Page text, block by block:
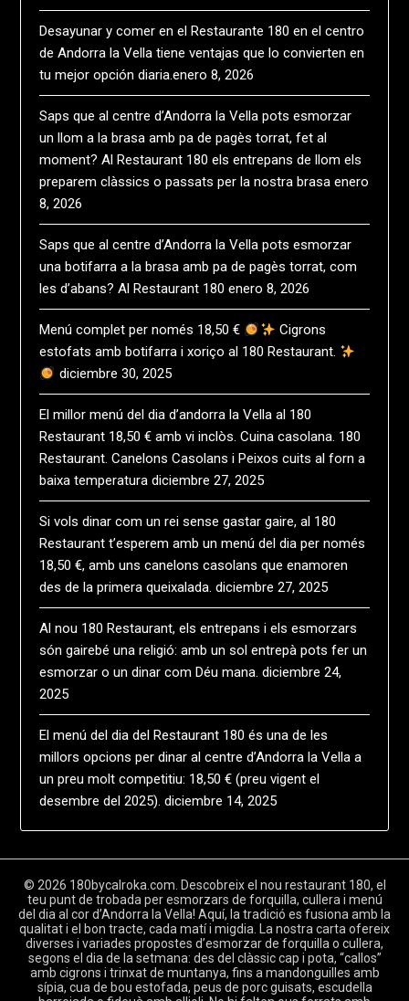
Desayunar y comer en el Restaurante 180 en el centro
de Andorra la Vella tiene ventajas que lo convierten en
tu mejor opción diaria.​enero 8, 2026
Saps que al centre d’Andorra la Vella pots esmorzar
un llom a la brasa amb pa de pagès torrat, fet al
moment? Al Restaurant 180 els entrepans de llom els
preparem clàssics o passats per la nostra brasa enero
8, 2026
Saps que al centre d’Andorra la Vella pots esmorzar
una botifarra a la brasa amb pa de pagès torrat, com
les d’abans? Al Restaurant 180 enero 8, 2026
Menú complet per només 18,50 €
Cigrons
estofats amb botifarra i xoriço al 180 Restaurant.
diciembre 30, 2025
El millor menú del dia d’andorra la Vella al 180
Restaurant 18,50 € amb vi inclòs. Cuina casolana. 180
Restaurant. Canelons Casolans i Peixos cuits al forn a
baixa temperatura diciembre 27, 2025
Si vols dinar com un rei sense gastar gaire, al 180
Restaurant t’esperem amb un menú del dia per només
18,50 €, amb uns canelons casolans que enamoren
des de la primera queixalada. diciembre 27, 2025
Al nou 180 Restaurant, els entrepans i els esmorzars
són gairebé una religió: amb un sol entrepà pots fer un
esmorzar o un dinar com Déu mana. diciembre 24,
2025
El menú del dia del Restaurant 180 és una de les
millors opcions per dinar al centre d’Andorra la Vella a
un preu molt competitiu: 18,50 € (preu vigent el
desembre del 2025). diciembre 14, 2025
© 2026 180bycalroka.com. Descobreix el nou restaurant 180, el
teu punt de trobada per esmorzars de forquilla, cullera i menú
del dia al cor d’Andorra la Vella! Aquí, la tradició es fusiona amb la
qualitat i el bon tracte, cada matí i migdia. La nostra carta ofereix
diverses i variades propostes d’esmorzar de forquilla o cullera,
segons el dia de la setmana: des del clàssic cap i pota, “callos”
amb cigrons i trinxat de muntanya, fins a mandonguilles amb
sípia, cua de bou estofada, peus de porc guisats, escudella